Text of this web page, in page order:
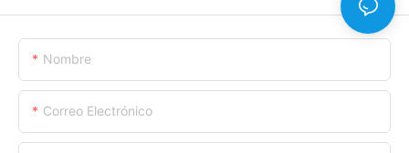
Nombre
Correo Electrónico